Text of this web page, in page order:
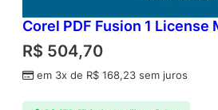
Corel PDF Fusion 1 License
R$ 504,70
em 3x de R$ 168,23 sem juros